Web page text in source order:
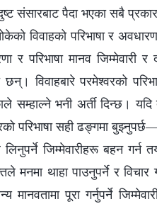
संसारबाट पैदा भएका सबै
विवाहको परिभाषा र
परिभाषा मानव जिम्मेवारी र
विवाहबारे परमेश्‍वरको
सम्हाल्ने भनी अर्ती दिन्छ। यदि
परिभाषा सही ढङ्गमा
जिम्मेवारीहरू बहन गर्न
थाहा पाउनुपर्ने र विचार
पूरा गर्नुपर्ने